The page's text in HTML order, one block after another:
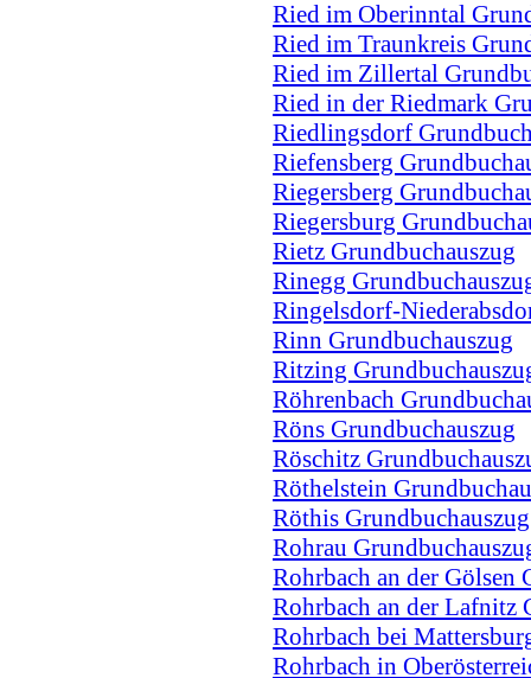
Ried im Oberinntal
Ried im Traunkreis
Ried im Zillertal
Ried in der Riedmark
Riedlingsdorf
Riefensberg
Riegersberg
Riegersburg
Rietz Grundbuchauszug
Rinegg
Ringelsdorf-
Rinn Grundbuchauszug
Ritzing
Röhrenbach
Röns Grundbuchauszug
Röschitz
Röthelstein
Röthis Grundbuchauszug
Rohrau
Rohrbach an der Gölsen
Rohrbach an der Lafnitz
Rohrbach bei
Rohrbach in